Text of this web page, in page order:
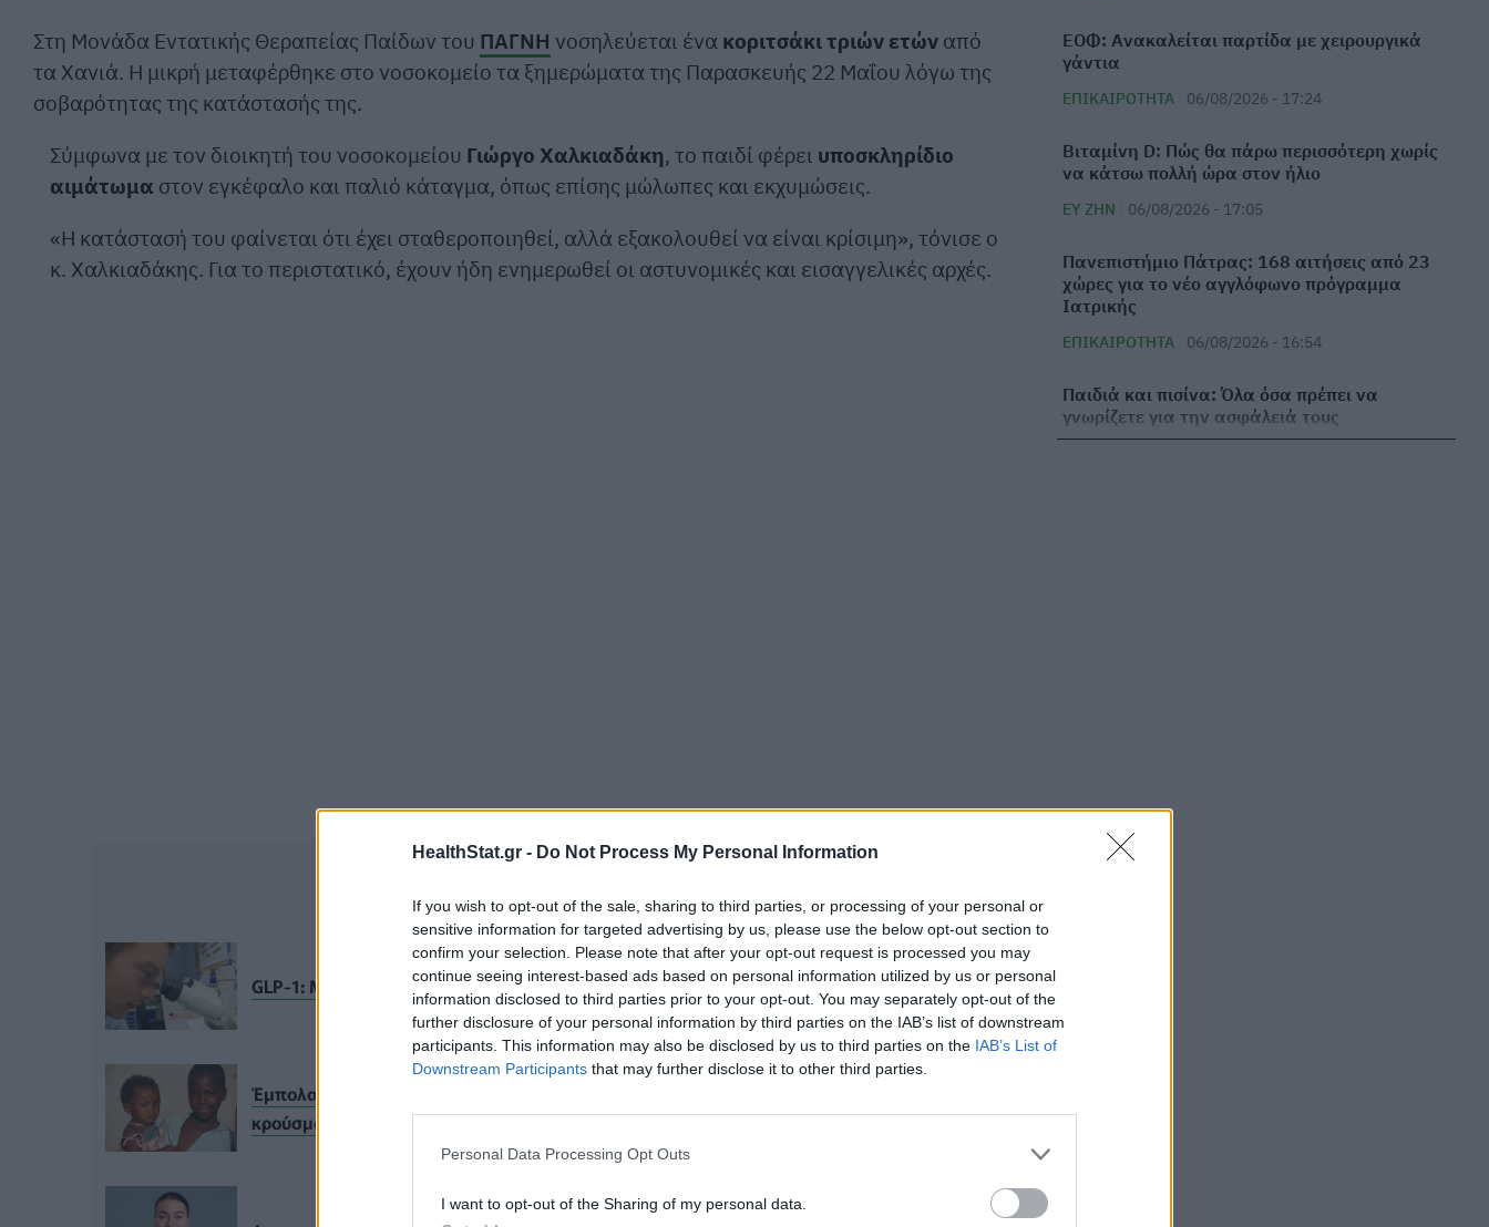
HealthStat.gr - Do Not Process My Personal Information
If you wish to opt-out of the sale, sharing to third parties, or processing of your personal or
sensitive information for targeted advertising by us, please use the below opt-out section to
confirm your selection. Please note that after your opt-out request is processed you may
continue seeing interest-based ads based on personal information utilized by us or personal
information disclosed to third parties prior to your opt-out. You may separately opt-out of the
further disclosure of your personal information by third parties on the IAB’s list of downstream
participants. This information may also be disclosed by us to third parties on the IAB’s List of
Downstream Participants that may further disclose it to other third parties.
Personal Data Processing Opt Outs
I want to opt-out of the Sharing of my personal data.
Στη Μονάδα Εντατικής Θεραπείας Παίδων του ΠΑΓΝΗ νοσηλεύεται ένα κοριτσάκι τριών ετών από
τα Χανιά. Η μικρή μεταφέρθηκε στο νοσοκομείο τα ξημερώματα της Παρασκευής 22 Μαΐου λόγω της
σοβαρότητας της κατάστασής της.
Σύμφωνα με τον διοικητή του νοσοκομείου Γιώργο Χαλκιαδάκη, το παιδί φέρει υποσκληρίδιο
αιμάτωμα στον εγκέφαλο και παλιό κάταγμα, όπως επίσης μώλωπες και εκχυμώσεις.
«Η κατάστασή του φαίνεται ότι έχει σταθεροποιηθεί, αλλά εξακολουθεί να είναι κρίσιμη», τόνισε ο
κ. Χαλκιαδάκης. Για το περιστατικό, έχουν ήδη ενημερωθεί οι αστυνομικές και εισαγγελικές αρχές.
GLP-1: Μπορούν να μειώσουν τον κίνδυνο εξέλιξης του καρκίνου, λέει μελέτη
Έμπολα: Ο μέχρι τώρα απολογισμός στη ΛΔ Κονγκό - 160 νεκροί, 671 ύποπτα
κρούσματα
ΕΟΦ: Ανακαλείται παρτίδα με χειρουργικά
γάντια
ΕΠΙΚΑΙΡΌΤΗΤΑ 06/08/2026 - 17:24
Βιταμίνη D: Πώς θα πάρω περισσότερη χωρίς
να κάτσω πολλή ώρα στον ήλιο
ΕΥ ΖΗΝ 06/08/2026 - 17:05
Πανεπιστήμιο Πάτρας: 168 αιτήσεις από 23
χώρες για το νέο αγγλόφωνο πρόγραμμα
Ιατρικής
ΕΠΙΚΑΙΡΌΤΗΤΑ 06/08/2026 - 16:54
Παιδιά και πισίνα: Όλα όσα πρέπει να
γνωρίζετε για την ασφάλειά τους
Γρίπη: Εγκρίθηκε το πρώτο εμβόλιο mRNA από
τον FDA
ΜΕΛΈΤΕΣ